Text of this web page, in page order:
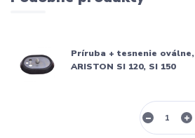
Príruba + tesnenie oválne,
ARISTON SI 120, SI 150